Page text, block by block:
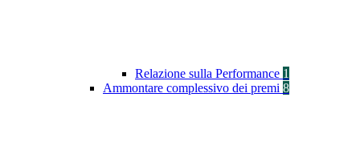
Relazione sulla Performance 1
Ammontare complessivo dei premi 8